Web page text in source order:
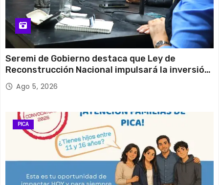
Seremi de Gobierno destaca que Ley de
Reconstrucción Nacional impulsará la inversión
y el empleo en Tarapacá
Ago 5, 2026
PICA